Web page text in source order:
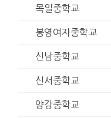
목일중학교
봉영여자중학교
신남중학교
신서중학교
양강중학교